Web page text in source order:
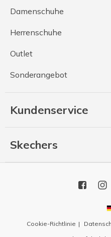
Damenschuhe
Herrenschuhe
Outlet
Sonderangebot
Kundenservice
Skechers
Cookie-Richtlinie